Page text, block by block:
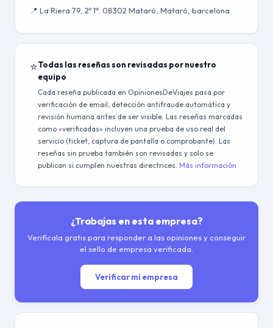
📍 La Riera 79, 2º 1ª. 08302 Mataró, Mataró, barcelona
⭐Todas las reseñas son revisadas por nuestro
equipo
Cada reseña publicada en OpinionesDeViajes pasa por
verificación de email, detección antifraude automática y
revisión humana antes de ser visible. Las reseñas marcadas
como «verificadas» incluyen una prueba de uso real del
servicio (ticket, captura de pantalla o comprobante). Las
reseñas sin prueba también son revisadas y solo se
publican si cumplen nuestras directrices. Más información
¿Trabajas en esta empresa?
Verifícala gratis para responder a las opiniones y conseguir
el sello de empresa verificada.
Verificar mi empresa